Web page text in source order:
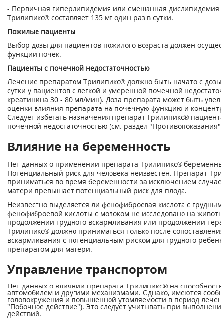
- Первичная гиперлипидемия или смешанная дислипидемия
Трилипикс® составляет 135 мг один раз в сутки.
Пожилые пациенты
Выбор дозы для пациентов пожилого возраста должен
функции почек.
Пациенты с почечной недостаточностью
Лечение препаратом Трилипикс® должно быть начато с
сутки у пациентов с легкой и умеренной почечной
креатинина 30 - 80 мл/мин). Доза препарата может быть
оценки влияния препарата на почечную функцию и
Следует избегать назначения препарат Трилипикс®
почечной недостаточностью (см. раздел
Влияние на беременность
Нет данных о применении препарата Трилипикс®
Потенциальный риск для человека неизвестен. Препарат
приниматься во время беременности за исключением
матери превышает потенциальный риск для плода.
Неизвестно выделяется ли фенофиброевая кислота с
фенофиброевой кислоты с молоком не исследовано на
продолжении грудного вскармливания или продолжении
Трилипикс® должно приниматься только после
вскармливания с потенциальным риском для грудного
препаратом для матери.
Управление транспортом
Нет данных о влиянии препарата Трилипикс® на
автомобилем и другими механизмами. Однако, имеются
головокружения и повышенной утомляемости в период
"Побочное действие"). Это следует учитывать при
действий.